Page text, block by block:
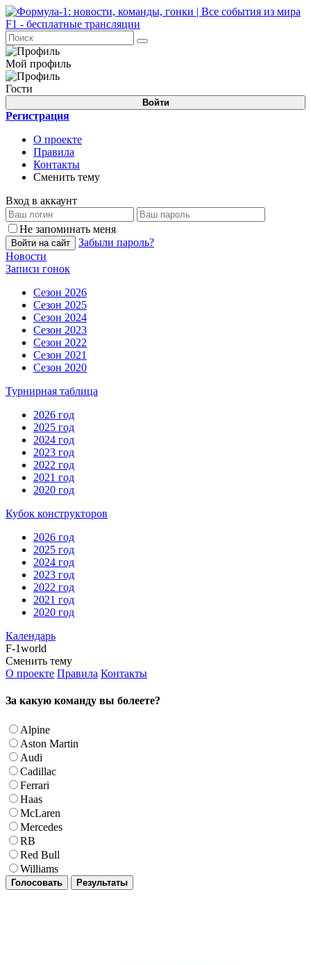
Мой профиль
Гости
Войти
Регистрация
О проекте
Правила
Контакты
Сменить тему
Вход в аккаунт
Не запоминать меня
Войти на сайт
Забыли пароль?
Новости
Записи гонок
Сезон 2026
Сезон 2025
Сезон 2024
Сезон 2023
Сезон 2022
Сезон 2021
Сезон 2020
Турнирная таблица
2026 год
2025 год
2024 год
2023 год
2022 год
2021 год
2020 год
Кубок конструкторов
2026 год
2025 год
2024 год
2023 год
2022 год
2021 год
2020 год
Календарь
F-1world
Сменить тему
О проекте Правила Контакты
За какую команду вы болеете?
Alpine
Aston Martin
Audi
Cadillac
Ferrari
Haas
McLaren
Mercedes
RB
Red Bull
Williams
Голосовать Результаты